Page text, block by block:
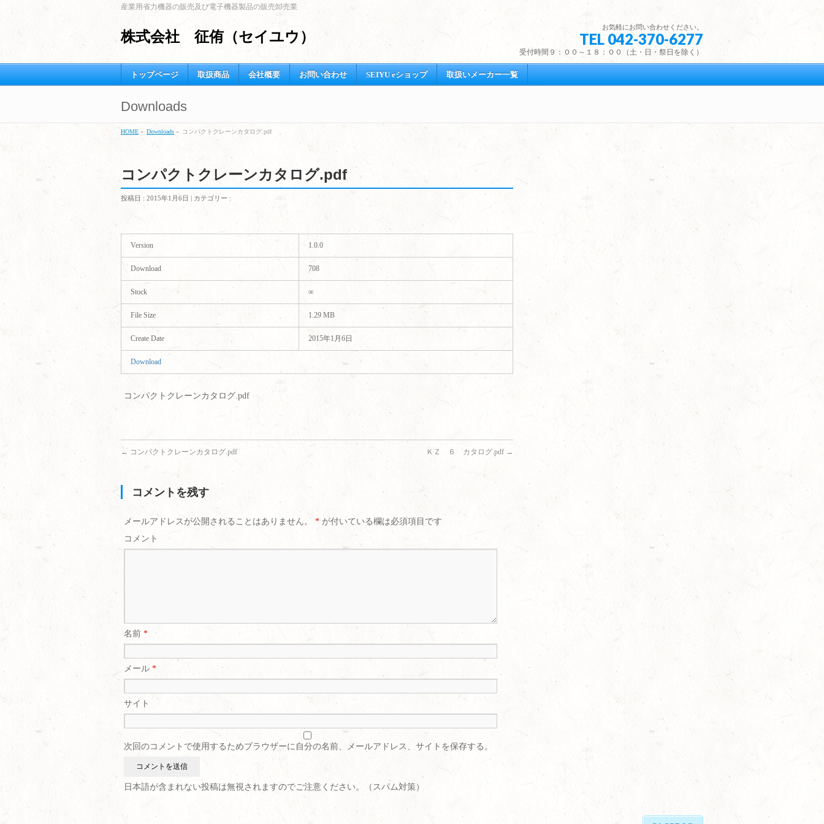
産業用省力機器の販売及び電子機器製品の販売卸売業
株式会社 征侑（セイユウ）
お気軽にお問い合わせください。
TEL 042-370-6277
受付時間９：００～１８：００（土・日・祭日を除く）
トップページ 取扱商品 会社概要 お問い合わせ SEIYU eショップ 取扱いメーカー一覧
Downloads
HOME » Downloads » コンパクトクレーンカタログ.pdf
コンパクトクレーンカタログ.pdf
投稿日 : 2015年1月6日 | カテゴリー :
Version 1.0.0
Download 708
Stock ∞
File Size 1.29 MB
Create Date 2015年1月6日
Download
コンパクトクレーンカタログ.pdf
← コンパクトクレーンカタログ.pdf ＫＺ ６ カタログ.pdf →
コメントを残す
メールアドレスが公開されることはありません。 * が付いている欄は必須項目です
コメント
名前 *
メール *
サイト
次回のコメントで使用するためブラウザーに自分の名前、メールアドレス、サイトを保存する。
日本語が含まれない投稿は無視されますのでご注意ください。（スパム対策）